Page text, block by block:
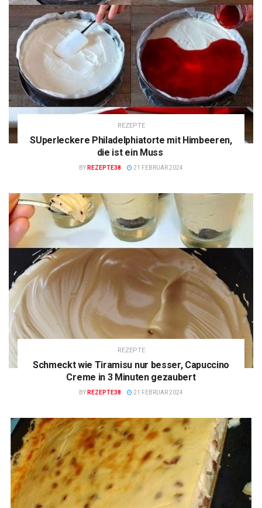
REZEPTE
SUperleckere Philadelphiatorte mit Himbeeren,
die ist ein Muss
BY REZEPTE38 21 FEBRUAR 2024
REZEPTE
Schmeckt wie Tiramisu nur besser, Capuccino
Creme in 3 Minuten gezaubert
BY REZEPTE38 21 FEBRUAR 2024